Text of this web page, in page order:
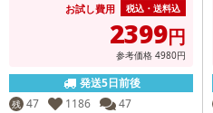
お試し費用 税込・送料込
2399円
参考価格 4980円
発送5日前後
残 47 1186 47